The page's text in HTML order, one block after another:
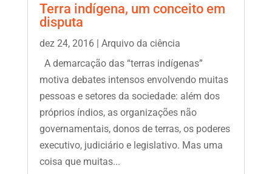
Terra indígena, um conceito em
disputa
dez 24, 2016| Arquivo da ciência
A demarcação das “terras indígenas”
motiva debates intensos envolvendo muitas
pessoas e setores da sociedade: além dos
próprios índios, as organizações não
governamentais, donos de terras, os poderes
executivo, judiciário e legislativo. Mas uma
coisa que muitas...